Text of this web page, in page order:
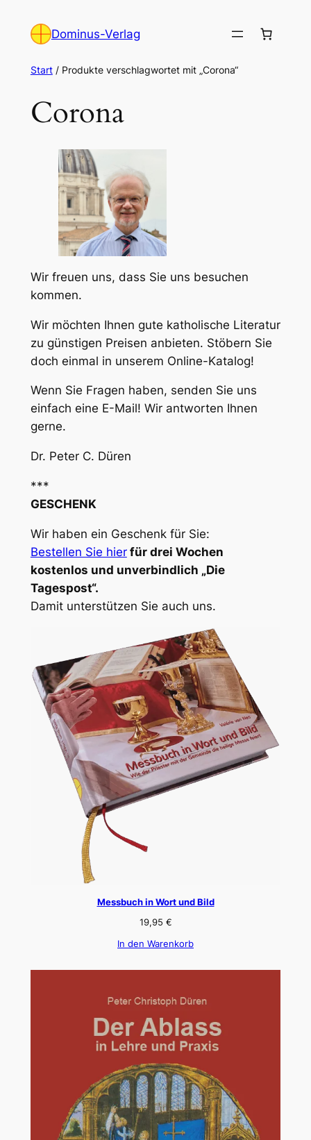
Inhalt
Dominus-Verlag
Start/ Produkte verschlagwortet mit „Corona“
Corona
Wir freuen uns, dass Sie uns besuchen
kommen.
Wir möchten Ihnen gute katholische Literatur
zu günstigen Preisen anbieten. Stöbern Sie
doch einmal in unserem Online-Katalog!
Wenn Sie Fragen haben, senden Sie uns
einfach eine E-Mail! Wir antworten Ihnen
gerne.
Dr. Peter C. Düren
***
GESCHENK
Wir haben ein Geschenk für Sie:
Bestellen Sie hier für drei Wochen
kostenlos und unverbindlich „Die
Tagespost“.
Damit unterstützen Sie auch uns.
Messbuch in Wort und Bild
19,95 €
In den Warenkorb